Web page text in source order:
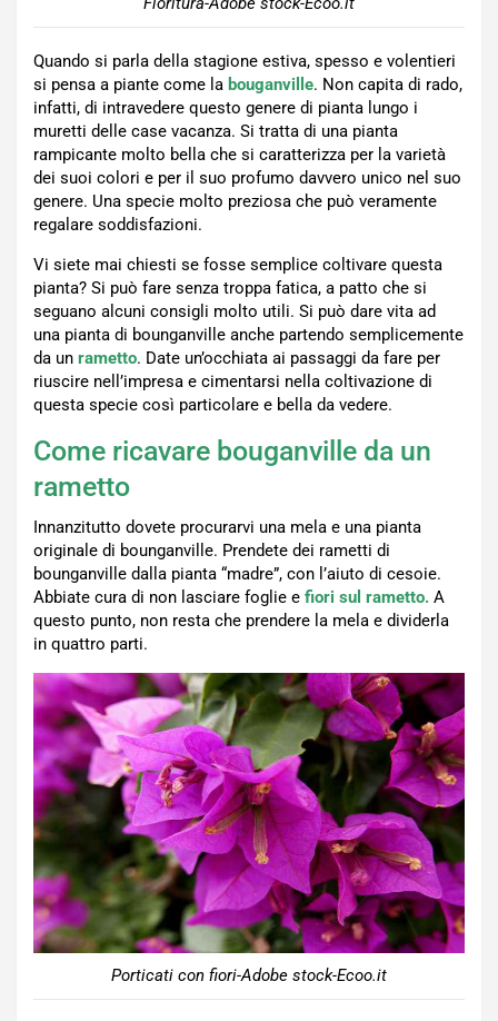
Quando si parla della stagione estiva, spesso e volentieri
si pensa a piante come la bouganville. Non capita di rado,
infatti, di intravedere questo genere di pianta lungo i
muretti delle case vacanza. Si tratta di una pianta
rampicante molto bella che si caratterizza per la varietà
dei suoi colori e per il suo profumo davvero unico nel suo
genere. Una specie molto preziosa che può veramente
regalare soddisfazioni.
Vi siete mai chiesti se fosse semplice coltivare questa
pianta? Si può fare senza troppa fatica, a patto che si
seguano alcuni consigli molto utili. Si può dare vita ad
una pianta di bounganville anche partendo semplicemente
da un rametto. Date un’occhiata ai passaggi da fare per
riuscire nell’impresa e cimentarsi nella coltivazione di
questa specie così particolare e bella da vedere.
Come ricavare bouganville da un
rametto
Innanzitutto dovete procurarvi una mela e una pianta
originale di bounganville. Prendete dei rametti di
bounganville dalla pianta “madre”, con l’aiuto di cesoie.
Abbiate cura di non lasciare foglie e fiori sul rametto. A
questo punto, non resta che prendere la mela e dividerla
in quattro parti.
Porticati con fiori-Adobe stock-Ecoo.it